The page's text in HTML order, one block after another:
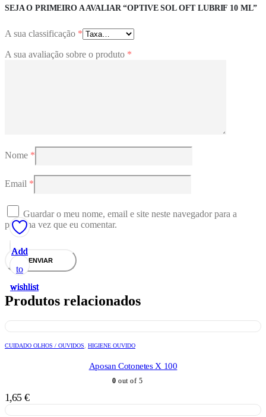
SEJA O PRIMEIRO A AVALIAR “OPTIVE SOL OFT LUBRIF 10 ML”
A sua classificação *
A sua avaliação sobre o produto *
Nome *
Email *
Guardar o meu nome, email e site neste navegador para a
próxima vez que eu comentar.
Produtos relacionados
Add
to
wishlist
CUIDADO OLHOS / OUVIDOS, HIGIENE OUVIDO
Aposan Cotonetes X 100
0 out of 5
1,65 €
Add
to
wishlist
Add
to
wishlist
Add
to
wishlist
Add
to
wishlist